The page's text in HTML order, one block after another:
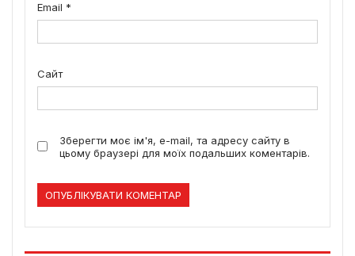
Email *
Сайт
Зберегти моє ім'я, e-mail, та адресу сайту в
цьому браузері для моїх подальших коментарів.